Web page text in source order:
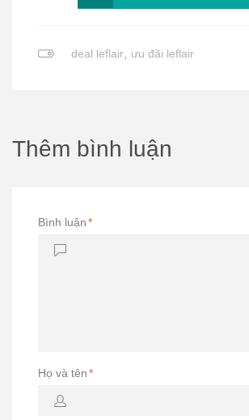
deal leflair, ưu đãi leflair
Thêm bình luận
Bình luận*
Họ và tên*